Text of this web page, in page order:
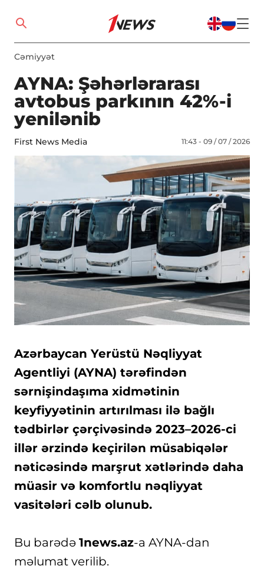
Cəmiyyət
AYNA: Şəhərlərarası
avtobus parkının 42%-i
yenilənib
First News Media 11:43 - 09 / 07 / 2026
Azərbaycan Yerüstü Nəqliyyat
Agentliyi (AYNA) tərəfindən
sərnişindaşıma xidmətinin
keyfiyyətinin artırılması ilə bağlı
tədbirlər çərçivəsində 2023–2026-ci
illər ərzində keçirilən müsabiqələr
nəticəsində marşrut xətlərində daha
müasir və komfortlu nəqliyyat
vasitələri cəlb olunub.
Bu barədə 1news.az-a AYNA-dan
məlumat verilib.